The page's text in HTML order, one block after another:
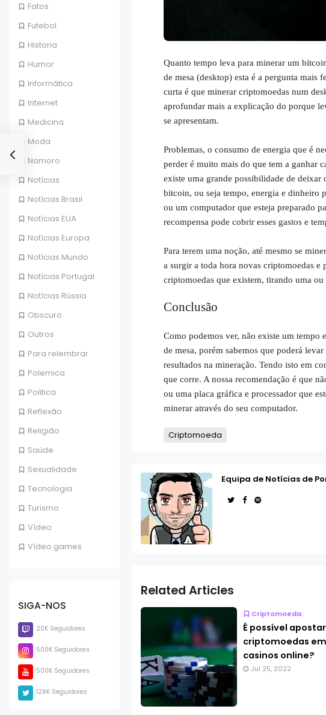
Fatos
Futebol
Historia
Humor
Informática
Internet
Medicina
Moda
Namoro
Notícias
Notícias Brasil
Notícias EUA
Notícias Europa
Notícias Mundo
Notícias Portugal
Notícias Rússia
Obscuro
Outros
Para relembrar
Polemica
Politica
Reflexão
Religião
Saúde
Sexualidade
Tecnologia
Turismo
Vídeo
Vídeo games
SIGA-NOS
20K Seguidores
500K Seguidores
500K Seguidores
128K Seguidores
Quanto tempo leva para minerar um
de mesa (desktop) esta é a pergunta mais
curta é que minerar criptomoedas num
aprofundar mais a explicação do porque
se apresentam.
Problemas, o consumo de energia que é
perder é muito mais do que tem a ganhar
existe uma grande possibilidade de
bitcoin, ou seja tempo, energia e dinheiro
ou um computador que esteja preparado
recompensa pode cobrir esses gastos e
Para terem uma noção, até mesmo se
a surgir a toda hora novas criptomoedas
criptomoedas que existem, tirando uma
Conclusão
Como podemos ver, não existe um tempo
de mesa, porém sabemos que poderá
resultados na mineração. Tendo isto em
que corre. A nossa recomendação é que
ou uma placa gráfica e processador que
minerar através do seu computador.
Criptomoeda
Equipa de Notícias de
Related Articles
Criptomoeda
É possível
criptomoedas em
casinos online?
Jul 25, 2022